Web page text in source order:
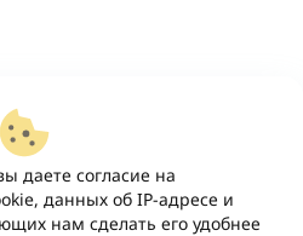
даете согласие на
данных об IP-адресе и
нам сделать его удобнее